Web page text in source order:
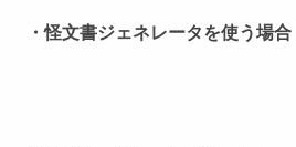
・怪文書ジェネレータを使う場合